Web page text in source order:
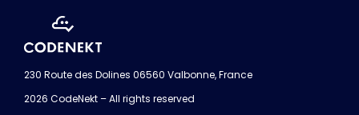
230 Route des Dolines 06560 Valbonne, France
2026 CodeNekt – All rights reserved